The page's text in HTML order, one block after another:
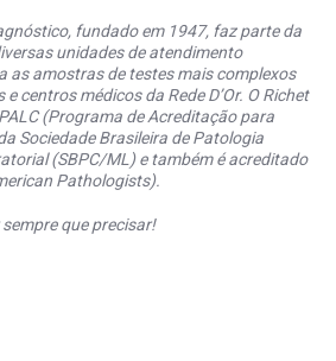
fundado em 1947, faz parte da
unidades de atendimento
as amostras de testes mais complexos
centros médicos da Rede D’Or. O Richet
(Programa de Acreditação para
Sociedade Brasileira de Patologia
(SBPC/ML) e também é acreditado
Pathologists).
sempre que precisar!